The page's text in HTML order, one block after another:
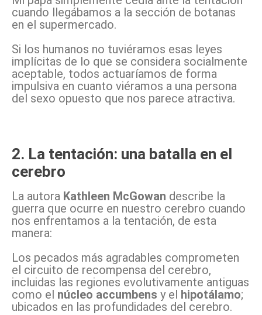
cuando llegábamos a la sección de botanas
en el supermercado.
Si los humanos no tuviéramos esas leyes
implícitas de lo que se considera socialmente
aceptable, todos actuaríamos de forma
impulsiva en cuanto viéramos a una persona
del sexo opuesto que nos parece atractiva.
2. La tentación: una batalla en el
cerebro
La autora Kathleen McGowan describe la
guerra que ocurre en nuestro cerebro cuando
nos enfrentamos a la tentación, de esta
manera:
Los pecados más agradables comprometen
el circuito de recompensa del cerebro,
incluidas las regiones evolutivamente antiguas
como el núcleo accumbens y el hipotálamo;
ubicados en las profundidades del cerebro.